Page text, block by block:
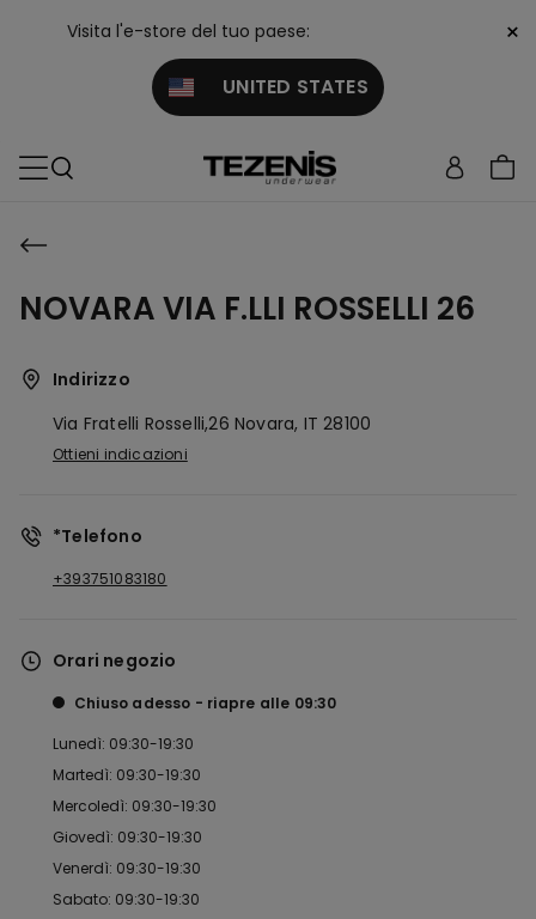
Visita l'e-store del tuo paese:
UNITED STATES
×
NOVARA VIA F.LLI ROSSELLI 26
Indirizzo
Via Fratelli Rosselli,26 Novara, IT28100
Ottieni indicazioni
*Telefono
+393751083180
Orari negozio
Chiuso adesso riapre alle 09:30
Lunedì: 09:30-19:30
Martedì: 09:30-19:30
Mercoledì: 09:30-19:30
Giovedì: 09:30-19:30
Venerdì: 09:30-19:30
Sabato: 09:30-19:30